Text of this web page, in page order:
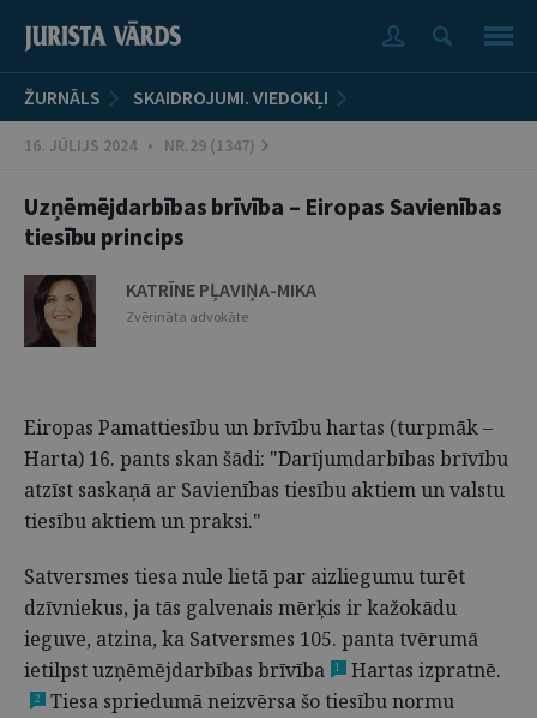
ŽURNĀLS SKAIDROJUMI. VIEDOKĻI
16. JŪLIJS 2024 • NR.29 (1347)
Uzņēmējdarbības brīvība – Eiropas Savienības
tiesību princips
KATRĪNE PĻAVIŅA-MIKA
Zvērināta advokāte
Eiropas Pamattiesību un brīvību hartas (turpmāk –
Harta) 16. pants skan šādi: "Darījumdarbības brīvību
atzīst saskaņā ar Savienības tiesību aktiem un valstu
tiesību aktiem un praksi."
Satversmes tiesa nule lietā par aizliegumu turēt
dzīvniekus, ja tās galvenais mērķis ir kažokādu
ieguve, atzina, ka Satversmes 105. panta tvērumā
ietilpst uzņēmējdarbības brīvība
1 Hartas izpratnē.
2
Tiesa spriedumā neizvērsa šo tiesību normu